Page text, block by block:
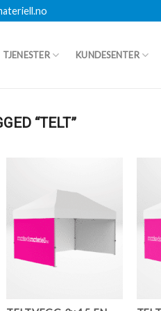
TJENESTER KUNDESENTER
“TELT”
Favoritter